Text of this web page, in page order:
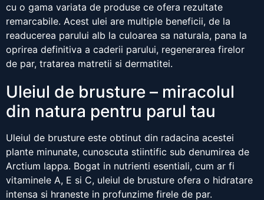
cu o gama variata de produse ce ofera rezultate
remarcabile. Acest ulei are multiple beneficii, de la
readucerea parului alb la culoarea sa naturala, pana la
oprirea definitiva a caderii parului, regenerarea firelor
de par, tratarea matretii si dermatitei.
Uleiul de brusture – miracolul
din natura pentru parul tau
Uleiul de brusture este obtinut din radacina acestei
plante minunate, cunoscuta stiintific sub denumirea de
Arctium lappa. Bogat in nutrienti esentiali, cum ar fi
vitaminele A, E si C, uleiul de brusture ofera o hidratare
intensa si hraneste in profunzime firele de par.